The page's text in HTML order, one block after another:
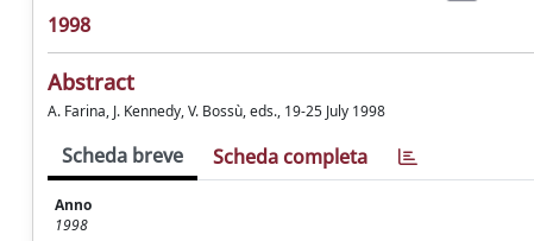
1998
Abstract
A. Farina, J. Kennedy, V. Bossù, eds., 19-25 July 1998
Scheda breve Scheda completa
Anno
1998